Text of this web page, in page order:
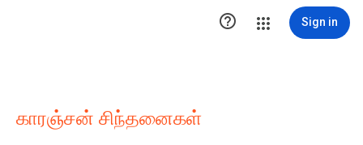
 Sign in
காரஞ்சன் சிந்தனைகள்